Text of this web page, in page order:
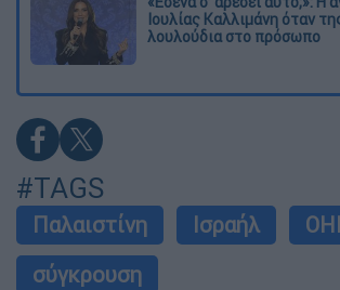
Ιουλίας Καλλιμάνη όταν
λουλούδια στο πρόσωπο
#TAGS
Παλαιστίνη Ισραήλ
σύγκρουση